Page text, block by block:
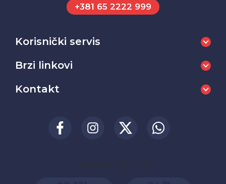
+381 65 2222 999
Korisnički servis
Brzi linkovi
Kontakt
RADNO VREME: